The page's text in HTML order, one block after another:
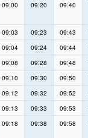
09:00 09:20 09:40
09:03 09:23 09:43
09:04 09:24 09:44
09:08 09:28 09:48
09:10 09:30 09:50
09:12 09:32 09:52
09:13 09:33 09:53
09:18 09:38 09:58